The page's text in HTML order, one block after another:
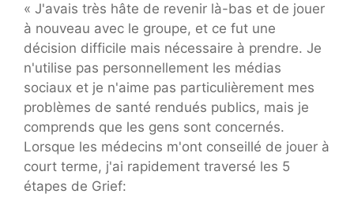
« J'avais très hâte de revenir là-bas et de jouer
à nouveau avec le groupe, et ce fut une
décision difficile mais nécessaire à prendre. Je
n'utilise pas personnellement les médias
sociaux et je n'aime pas particulièrement mes
problèmes de santé rendués publics, mais je
comprends que les gens sont concernés.
Lorsque les médecins m'ont conseillé de jouer à
court terme, j'ai rapidement traversé les 5
étapes de Grief: